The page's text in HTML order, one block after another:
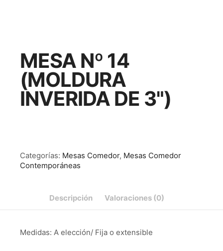
MESA Nº 14
(MOLDURA
INVERIDA DE 3")
Categorías: Mesas Comedor, Mesas Comedor
Contemporáneas
Descripción Valoraciones (0)
Medidas: A elección/ Fija o extensible